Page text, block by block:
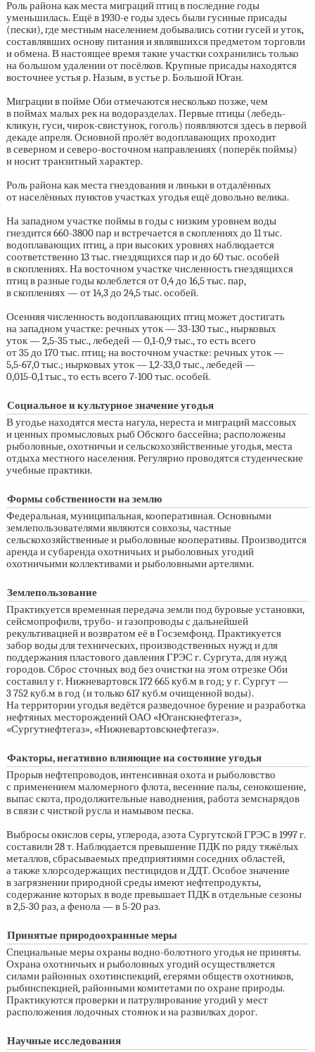
Роль района как места миграций птиц в последние годы
уменьшилась. Ещё в1930-е годы здесь были гусиные присады
(пески), где местным населением добывались сотни гусей и уток,
составлявших основу питания и являвшихся предметом торговли
и обмена. В настоящее время такие участки сохранились только
на большом удалении от посёлков. Крупные присады находятся
восточнее устья р. Назым, в устье р. Большой Юган.
Миграции в пойме Оби отмечаются несколько позже, чем
в поймах малых рек на водоразделах. Первые птицы (лебедь-
кликун, гуси, чирок-свистунок, гоголь) появляются здесь в первой
декаде апреля. Основной пролёт водоплавающих проходит
в северном и северо-восточном направлениях (поперёк поймы)
и носит транзитный характер.
Роль района как места гнездования и линьки в отдалённых
от населённых пунктов участках угодья ещё довольно велика.
На западном участке поймы в годы с низким уровнем воды
гнездится660-3800пар и встречается в скоплениях до 11 тыс.
водоплавающих птиц, а при высоких уровнях наблюдается
соответственно 13 тыс. гнездящихся пар и до 60 тыс. особей
в скоплениях. На восточном участке численность гнездящихся
птиц в разные годы колеблется от 0,4 до 16,5 тыс. пар,
в скоплениях — от 14,3 до 24,5 тыс. особей.
Осенняя численность водоплавающих птиц может достигать
на западном участке: речных уток —33-130 тыс.,нырковых
уток —2,5-35 тыс.,лебедей —0,1-0,9 тыс.,то есть всего
от 35 до 170 тыс. птиц; на восточном участке: речных уток —
5,5-67,0 тыс.; нырковых уток —1,2-33,0 тыс.,лебедей —
0,015-0,1 тыс.,то есть всего 7-100 тыс.особей.
Социальное и культурное значение угодья
В угодье находятся места нагула, нереста и миграций массовых
и ценных промысловых рыб Обского бассейна; расположены
рыболовные, охотничьи и сельскохозяйственные угодья, места
отдыха местного населения. Регулярно проводятся студенческие
учебные практики.
Формы собственности на землю
Федеральная, муниципальная, кооперативная. Основными
землепользователями являются совхозы, частные
сельскохозяйственные и рыболовные кооперативы. Производится
аренда и субаренда охотничьих и рыболовных угодий
охотничьими коллективами и рыболовными артелями.
Землепользование
Практикуется временная передача земли под буровые установки,
сейсмопрофили, трубо- и газопроводы с дальнейшей
рекультивацией и возвратом её в Госземфонд. Практикуется
забор воды для технических, производственных нужд и для
поддержания пластового давления ГРЭС г. Сургута, для нужд
городов. Сброс сточных вод без очистки на этом отрезке Оби
составил у г. Нижневартовск 172 665 куб.м в год; у г. Сургут —
3 752 куб.м в год (и только 617 куб.м очищенной воды).
На территории угодья ведётся разведочное бурение и разработка
нефтяных месторождений ОАО «Юганскнефтегаз»,
«Сургутнефтегаз», «Нижневартовскнефтегаз».
Факторы, негативно влияющие на состояние угодья
Прорыв нефтепроводов, интенсивная охота и рыболовство
с применением маломерного флота, весенние палы, сенокошение,
выпас скота, продолжительные наводнения, работа земснарядов
в связи с чисткой русла и намывом песка.
Выбросы окислов серы, углерода, азота Сургутской ГРЭС в 1997 г.
составили 28 т. Наблюдается превышение ПДК по ряду тяжёлых
металлов, сбрасываемых предприятиями соседних областей,
а также хлорсодержащих пестицидов и ДДТ. Особое значение
в загрязнении природной среды имеют нефтепродукты,
содержание которых в воде превышает ПДК в отдельные сезоны
в2,5-30 раз,а фенола — в5-20 раз.
Принятые природоохранные меры
Специальные меры охраны водно-болотного угодья не приняты.
Охрана охотничьих и рыболовных угодий осуществляется
силами районных охотинспекций, егерями обществ охотников,
рыбинспекцией, районными комитетами по охране природы.
Практикуются проверки и патрулирование угодий у мест
расположения лодочных стоянок и на развилках дорог.
Научные исследования